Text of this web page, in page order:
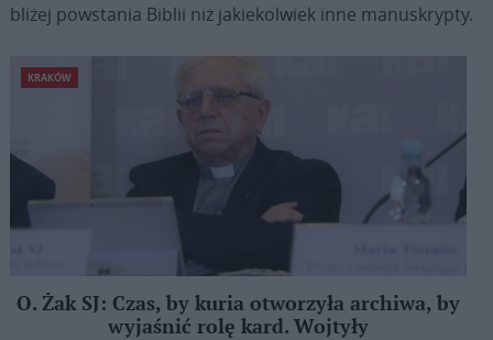
bliżej powstania Biblii niż jakiekolwiek inne manuskrypty.
KRAKÓW
O. Żak SJ: Czas, by kuria otworzyła archiwa, by
wyjaśnić rolę kard. Wojtyły